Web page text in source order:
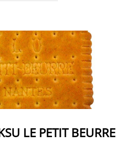
LE PETIT BEURRE